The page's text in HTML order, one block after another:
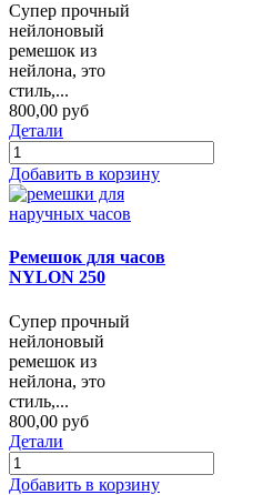
Супер прочный
нейлоновый
ремешок из
нейлона, это
стиль,...
800,00 руб
Детали
Добавить в корзину
Ремешок для часов
NYLON 250
Супер прочный
нейлоновый
ремешок из
нейлона, это
стиль,...
800,00 руб
Детали
Добавить в корзину